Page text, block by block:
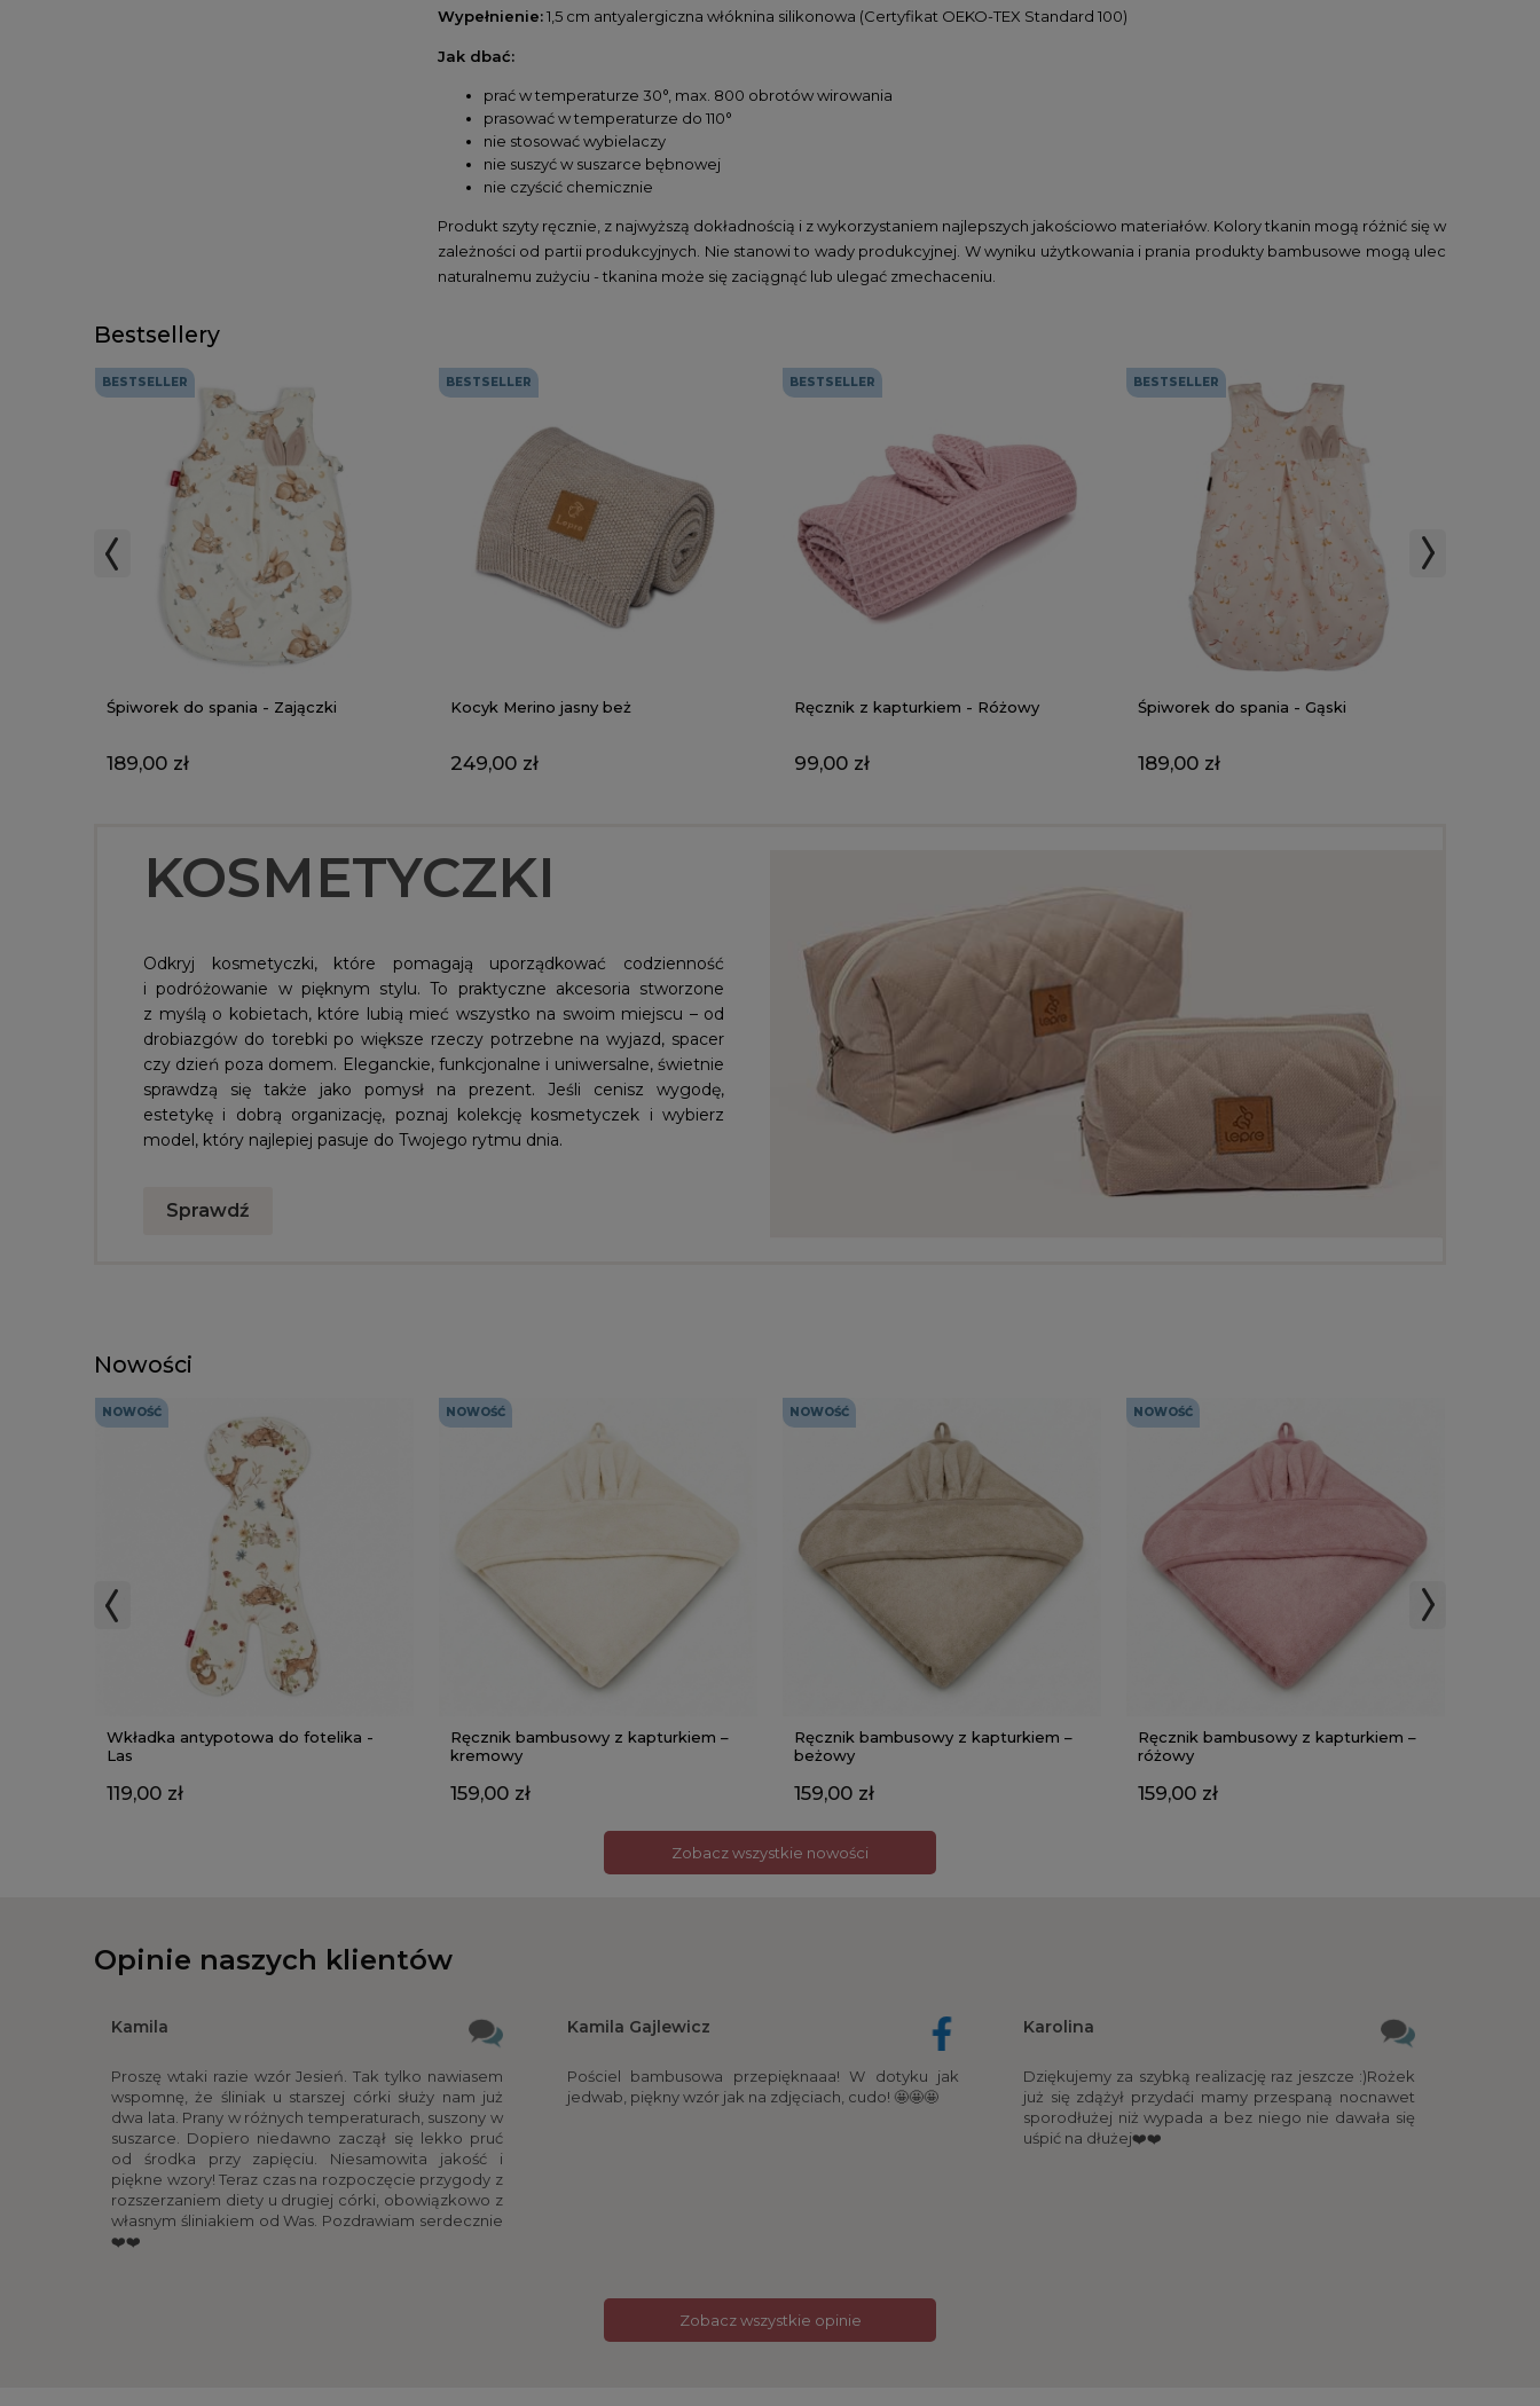
Wypełnienie:1,5 cm antyalergiczna włóknina silikonowa (Certyfikat OEKO-TEX Standard 100)
Jak dbać:
prać w temperaturze 30°, max. 800 obrotów wirowania
prasować w temperaturze do 110°
nie stosować wybielaczy
nie suszyć w suszarce bębnowej
nie czyścić chemicznie
Produkt szyty ręcznie, z najwyższą dokładnością i z wykorzystaniem najlepszych jakościowo materiałów. Kolory tkanin mogą różnić się w
zależności od partii produkcyjnych. Nie stanowi to wady produkcyjnej. W wyniku użytkowania i prania produkty bambusowe mogą ulec
naturalnemu zużyciu - tkanina może się zaciągnąć lub ulegać zmechaceniu.
Bestsellery
BESTSELLER
Śpiworek do spania - Zajączki
189,00 zł
BESTSELLER
Kocyk Merino jasny beż
249,00 zł
BESTSELLER
Ręcznik z kapturkiem - Różowy
99,00 zł
BESTSELLER
Śpiworek do spania - Gąski
189,00 zł
KOSMETYCZKI
Odkryj kosmetyczki, które pomagają uporządkować codzienność
i podróżowanie w pięknym stylu. To praktyczne akcesoria stworzone
z myślą o kobietach, które lubią mieć wszystko na swoim miejscu – od
drobiazgów do torebki po większe rzeczy potrzebne na wyjazd, spacer
czy dzień poza domem. Eleganckie, funkcjonalne i uniwersalne, świetnie
sprawdzą się także jako pomysł na prezent. Jeśli cenisz wygodę,
estetykę i dobrą organizację, poznaj kolekcję kosmetyczek i wybierz
model, który najlepiej pasuje do Twojego rytmu dnia.
Sprawdź
Nowości
NOWOŚĆ
Wkładka antypotowa do fotelika -
Las
119,00 zł
NOWOŚĆ
Ręcznik bambusowy z kapturkiem –
kremowy
159,00 zł
NOWOŚĆ
Ręcznik bambusowy z kapturkiem –
beżowy
159,00 zł
NOWOŚĆ
Ręcznik bambusowy z kapturkiem –
różowy
159,00 zł
Zobacz wszystkie nowości
Opinie naszych klientów
Kamila
Proszę wtaki razie wzór Jesień. Tak tylko nawiasem
wspomnę, że śliniak u starszej córki służy nam już
dwa lata. Prany w różnych temperaturach, suszony w
suszarce. Dopiero niedawno zaczął się lekko pruć
od środka przy zapięciu. Niesamowita jakość i
piękne wzory! Teraz czas na rozpoczęcie przygody z
rozszerzaniem diety u drugiej córki, obowiązkowo z
własnym śliniakiem od Was. Pozdrawiam serdecznie
❤️❤️
Kamila Gajlewicz
Pościel bambusowa przepięknaaa! W dotyku jak
jedwab, piękny wzór jak na zdjęciach, cudo! 🤩🤩🤩
Karolina
Dziękujemy za szybką realizację raz jeszcze :)Rożek
już się zdążył przydaći mamy przespaną nocnawet
sporodłużej niż wypada a bez niego nie dawała się
uśpić na dłużej❤️❤️
Zobacz wszystkie opinie